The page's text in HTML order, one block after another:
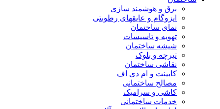
برق و هوشمند سازی
ایزوگام و عایقهای رطوبتی
نمای ساختمان
تهویه و تاسیسات
شیشه ساختمان
تیرچه و بلوک
نقاشی ساختمان
کابینت و ام دی اف
مصالح ساختمانی
کاشی و سرامیک
خدمات ساختمانی